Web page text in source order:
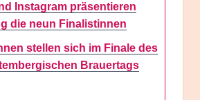
Instagram präsentieren
die neun Finalistinnen
stellen sich im Finale des
Brauertags